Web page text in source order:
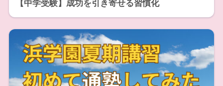
【中学受験】成功を引き寄せる習慣化